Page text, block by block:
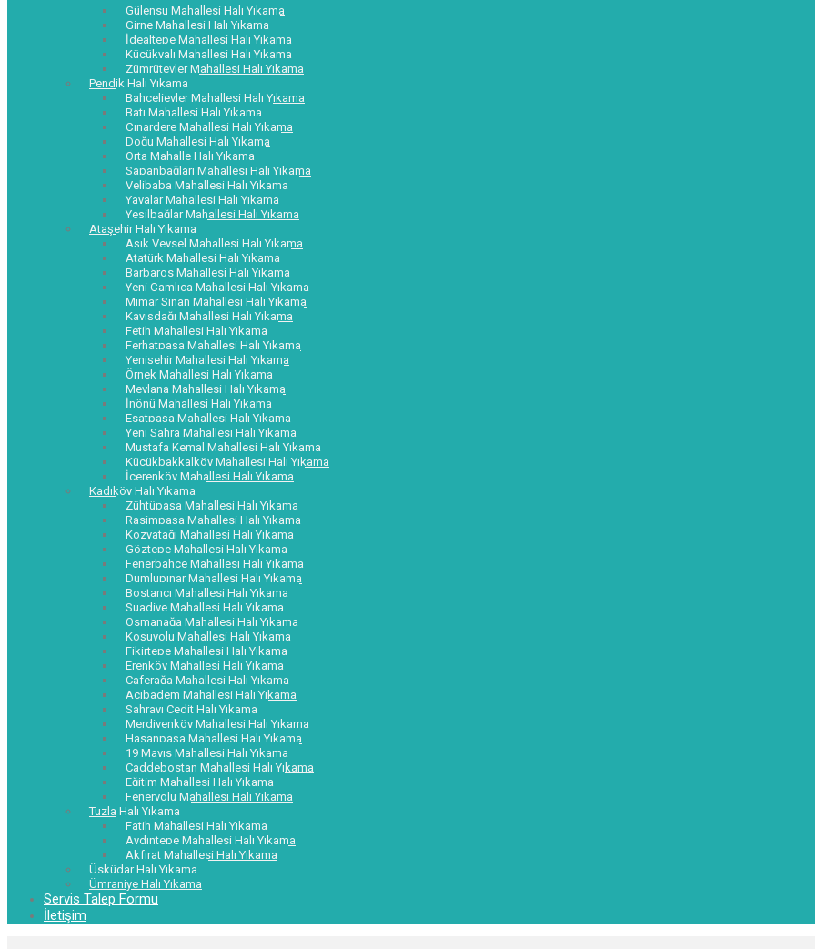
Gülensu Mahallesi Halı Yıkama
Girne Mahallesi Halı Yıkama
İdealtepe Mahallesi Halı Yıkama
Küçükyalı Mahallesi Halı Yıkama
Zümrütevler Mahallesi Halı Yıkama
Pendik Halı Yıkama
Bahçelievler Mahallesi Halı Yıkama
Batı Mahallesi Halı Yıkama
Çınardere Mahallesi Halı Yıkama
Doğu Mahallesi Halı Yıkama
Orta Mahalle Halı Yıkama
Sapanbağları Mahallesi Halı Yıkama
Velibaba Mahallesi Halı Yıkama
Yayalar Mahallesi Halı Yıkama
Yeşilbağlar Mahallesi Halı Yıkama
Ataşehir Halı Yıkama
Aşık Veysel Mahallesi Halı Yıkama
Atatürk Mahallesi Halı Yıkama
Barbaros Mahallesi Halı Yıkama
Yeni Çamlıca Mahallesi Halı Yıkama
Mimar Sinan Mahallesi Halı Yıkama
Kayışdağı Mahallesi Halı Yıkama
Fetih Mahallesi Halı Yıkama
Ferhatpaşa Mahallesi Halı Yıkama
Yenişehir Mahallesi Halı Yıkama
Örnek Mahallesi Halı Yıkama
Mevlana Mahallesi Halı Yıkama
İnönü Mahallesi Halı Yıkama
Esatpaşa Mahallesi Halı Yıkama
Yeni Sahra Mahallesi Halı Yıkama
Mustafa Kemal Mahallesi Halı Yıkama
Küçükbakkalköy Mahallesi Halı Yıkama
İçerenköy Mahallesi Halı Yıkama
Kadıköy Halı Yıkama
Zühtüpaşa Mahallesi Halı Yıkama
Rasimpaşa Mahallesi Halı Yıkama
Kozyatağı Mahallesi Halı Yıkama
Göztepe Mahallesi Halı Yıkama
Fenerbahçe Mahallesi Halı Yıkama
Dumlupınar Mahallesi Halı Yıkama
Bostancı Mahallesi Halı Yıkama
Suadiye Mahallesi Halı Yıkama
Osmanağa Mahallesi Halı Yıkama
Koşuyolu Mahallesi Halı Yıkama
Fikirtepe Mahallesi Halı Yıkama
Erenköy Mahallesi Halı Yıkama
Caferağa Mahallesi Halı Yıkama
Acıbadem Mahallesi Halı Yıkama
Sahrayı Cedit Halı Yıkama
Merdivenköy Mahallesi Halı Yıkama
Hasanpaşa Mahallesi Halı Yıkama
19 Mayıs Mahallesi Halı Yıkama
Caddebostan Mahallesi Halı Yıkama
Eğitim Mahallesi Halı Yıkama
Feneryolu Mahallesi Halı Yıkama
Tuzla Halı Yıkama
Fatih Mahallesi Halı Yıkama
Aydıntepe Mahallesi Halı Yıkama
Akfırat Mahallesi Halı Yıkama
Üsküdar Halı Yıkama
Ümraniye Halı Yıkama
Servis Talep Formu
İletişim